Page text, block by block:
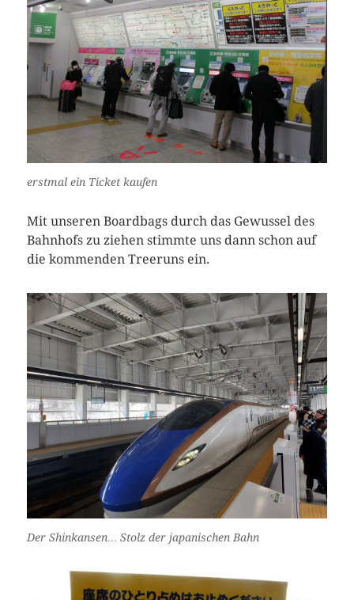
erstmal ein Ticket kaufen
Mit unseren Boardbags durch das Gewussel des
Bahnhofs zu ziehen stimmte uns dann schon auf
die kommenden Treeruns ein.
Der Shinkansen… Stolz der japanischen Bahn